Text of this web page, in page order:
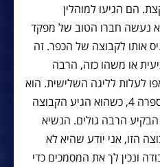
הם הגיעו למוהלין
נעשה חברו הטוב של מפקד
אותו לקבוצה של הכפר. זה
או משהו כזה, הרבה
לעלות לליגה השלישית. הוא
היה קשר אחורי ושיחק עם הספרה 4, כשהוא הגיע הקבוצה
הבקיע הרבה גולים. הנשיא
הזו, אני יודע שהיא לא
ונכין לך את המסמכים כדי